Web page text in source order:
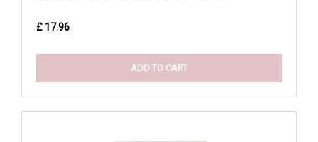
£ 17.96
ADD TO CART